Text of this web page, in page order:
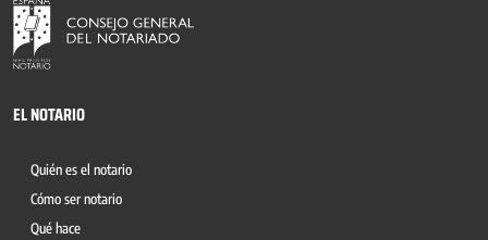
EL NOTARIO
Quién es el notario
Cómo ser notario
Qué hace